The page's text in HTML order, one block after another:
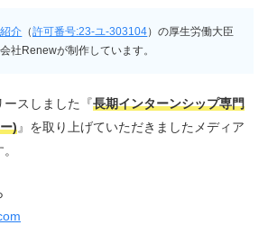
介 （許可番号:23-ユ-303104）の厚生労働大臣
社Renewが制作しています。
スしました『長期インターンシップ専門
)』を取り上げていただきましたメディア